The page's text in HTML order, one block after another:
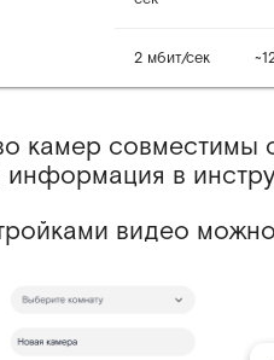
2 мбит/сек
камер совместимы
в
видео